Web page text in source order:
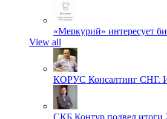
«Меркурий» интересует
View all
КОРУС Консалтинг СНГ.